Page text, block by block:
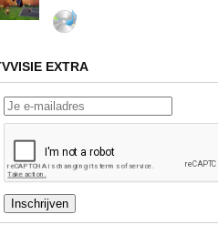
EXTRA